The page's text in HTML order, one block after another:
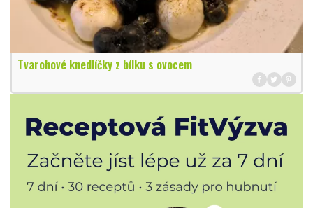
Tvarohové knedlíčky z bílku s ovocem